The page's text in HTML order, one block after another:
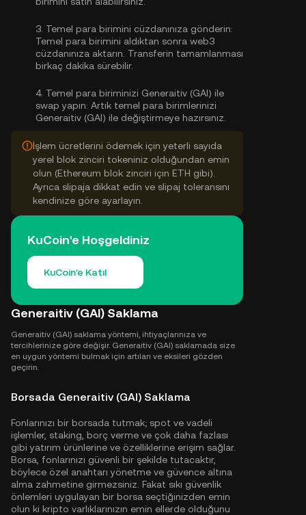
3. Temel para birimini cüzdanınıza gönderin:
Temel para birimini aldıktan sonra web3
cüzdanınıza aktarın. Transferin tamamlanması
birkaç dakika sürebilir.
4. Temel para biriminizi Generaitiv (GAI) ile
swap yapın: Artık temel para birimlerinizi
Generaitiv (GAI) ile değiştirmeye hazırsınız.
İşlem ücretlerini ödemek için yeterli sayıda
yerel blok zinciri tokeniniz olduğundan emin
olun (Ethereum blok zinciri için ETH gibi).
Ayrıca slipaja dikkat edin ve slipaj toleransını
kendinize göre ayarlayın.
KuCoin'e Hoşgeldiniz
KuCoin'e Katıl
Generaitiv (GAI) Saklama
Generaitiv (GAI) saklama yöntemi, ihtiyaçlarınıza ve
tercihlerinize göre değişir. Generaitiv (GAI) saklamada size
en uygun yöntemi bulmak için artıları ve eksileri gözden
geçirin.
Borsada Generaitiv (GAI) Saklama
Fonlarınızı bir borsada tutmak; spot ve vadeli
işlemler, staking, borç verme ve çok daha fazlası
gibi yatırım ürünlerine ve özelliklerine erişim sağlar.
Borsa, fonlarınızı güvenli bir şekilde tutacaktır,
böylece özel anahtarı yönetme ve güvence altına
alma zahmetine girmezsiniz. Fakat sıkı güvenlik
önlemleri uygulayan bir borsa seçtiğinizden emin
olun ki kripto varlıklarınızın emin ellerde olduğunu